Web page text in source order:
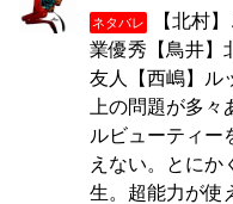
ネタバレ
【北村
業優秀【鳥井】
友人【西嶋】ル
上の問題が多
ルビューティー
えない。とにか
生。超能力が使